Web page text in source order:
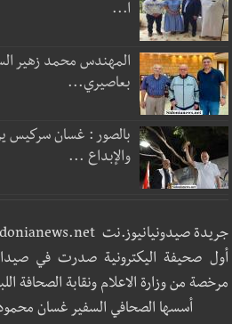
ا...
المهندس محمد زهير
بعاصيري...
بالصور : غسان سركيس
والإبداع ...
جريدة صيدونيانيوز.نت www.sidonianews.net
مرخصة من وزارة الاعلام ونقابة الصحافة
أسسها الصحافي السفير غسان محمود